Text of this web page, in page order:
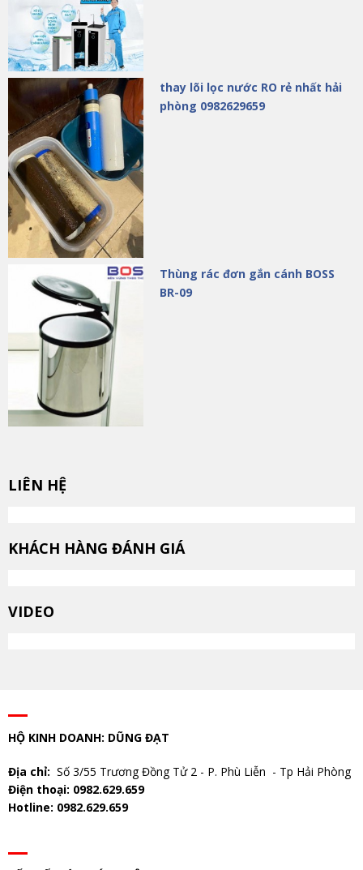
thay lõi lọc nước RO rẻ nhất hải
phòng 0982629659
Thùng rác đơn gắn cánh BOSS
BR-09
LIÊN HỆ
KHÁCH HÀNG ĐÁNH GIÁ
VIDEO
HỘ KINH DOANH: DŨNG ĐẠT
Địa chỉ: Số 3/55 Trương Đồng Tử 2 - P. Phù Liễn - Tp Hải Phòng
Điện thoại: 0982.629.659
Hotline: 0982.629.659